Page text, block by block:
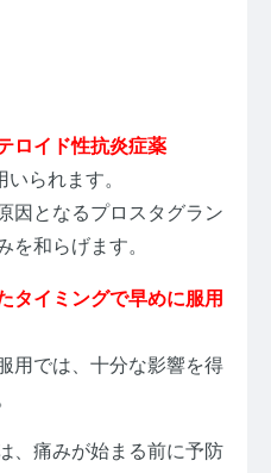
ロイド性抗炎症薬
られます。
因となるプロスタグラン
を和らげます。
タイミングで早めに服用
用では、十分な影響を得
、痛みが始まる前に予防